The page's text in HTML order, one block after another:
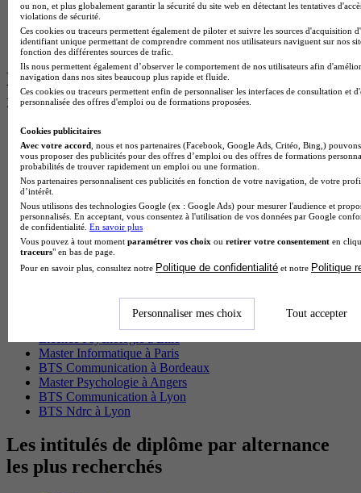
BTS Dietetique
Master Mass
Cap Cuisine
Les intitulés de diplôme par ville les plus
recherchés
Master Meef à Lille
Prépa Medecine à Paris
Licence Psychologie à Paris
Master Psychologie à Lyon
Licence Psychologie à Toulouse
Master Psychologie à Lille
Master Psychologie à Montpellier
Master Psychologie à Paris
Master Meef à Lyon
Master Meef à Paris
BTS Tourisme à Lyon
BTS Tourisme à Paris
Master Informatique à Paris
BTS Communication à Bordeaux
Master Psychologie à Angers
BTS Communication à Lyon
BTS Ndrc à Lyon
Les intitulés de diplôme par alternance
les plus recherchés
ou non, et plus globalement garantir la sécurité du site web en détectant les tentatives
violations de sécurité.
Ces cookies ou traceurs permettent également de piloter et suivre les sources d'acquisition
identifiant unique permettant de comprendre comment nos utilisateurs naviguent sur nos
fonction des différentes sources de trafic.
Ils nous permettent également d’observer le comportement de nos utilisateurs afin
navigation dans nos sites beaucoup plus rapide et fluide.
Ces cookies ou traceurs permettent enfin de personnaliser les interfaces de consultation et
personnalisée des offres d'emploi ou de formations proposées.
Cookies publicitaires
Avec votre accord , nous et nos partenaires (Facebook, Google Ads, Critéo, Bing,)
vous proposer des publicités pour des offres d’emploi ou des offres de formations
probabilités de trouver rapidement un emploi ou une formation.
Nos partenaires personnalisent ces publicités en fonction de votre navigation, de votre
d’intérêt.
Nous utilisons des technologies Google (ex : Google Ads) pour mesurer l'audience et
personnalisés. En acceptant, vous consentez à l'utilisation de vos données par Google
de confidentialité. En savoir plus
Vous pouvez à tout moment paramétrer vos choix ou retirer votre consentement en
traceurs" en bas de page.
Pour en savoir plus, consultez notre Politique de confidentialité et notre Politique
Personnaliser mes choix Tout accepter